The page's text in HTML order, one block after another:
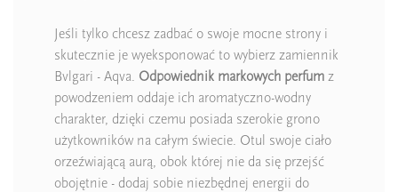
Jeśli tylko chcesz zadbać o swoje mocne strony i
skutecznie je wyeksponować to wybierz zamiennik
Bvlgari - Aqva. Odpowiednik markowych perfum z
powodzeniem oddaje ich aromatyczno-wodny
charakter, dzięki czemu posiada szerokie grono
użytkowników na całym świecie. Otul swoje ciało
orzeźwiającą aurą, obok której nie da się przejść
obojętnie - dodaj sobie niezbędnej energii do